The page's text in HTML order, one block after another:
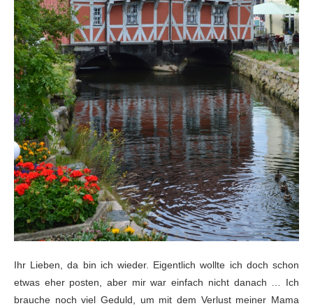
Ihr Lieben, da bin ich wieder. Eigentlich wollte ich doch schon
etwas eher posten, aber mir war einfach nicht danach … Ich
brauche noch viel Geduld, um mit dem Verlust meiner Mama